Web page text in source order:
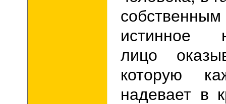
истинное
лицо
которую
надевает в